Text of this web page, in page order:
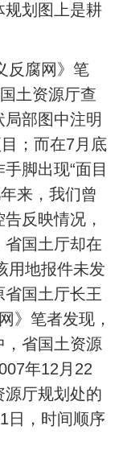
规划图上是耕
反腐网》笔
土资源厅查
部图中注明
；而在7月底
脚出现“面目
来，我们曾
反映情况，
国土厅却在
用地报件未发
国土厅长王
》笔者发现，
省国土资源
年12月22
源厅规划处的
日，时间顺序